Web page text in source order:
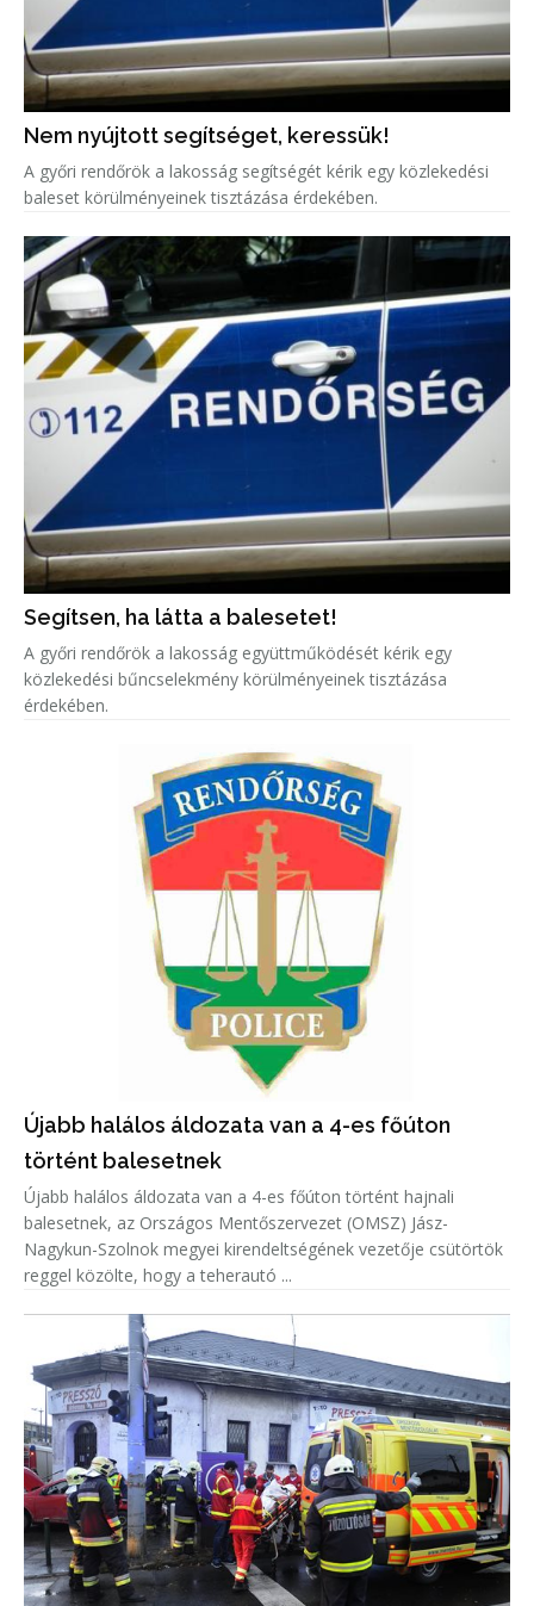
Nem nyújtott segítséget, keressük!
A győri rendőrök a lakosság segítségét kérik egy közlekedési
baleset körülményeinek tisztázása érdekében.
Segítsen, ha látta a balesetet!
A győri rendőrök a lakosság együttműködését kérik egy
közlekedési bűncselekmény körülményeinek tisztázása
érdekében.
Újabb halálos áldozata van a 4-es főúton
történt balesetnek
Újabb halálos áldozata van a 4-es főúton történt hajnali
balesetnek, az Országos Mentőszervezet (OMSZ) Jász-
Nagykun-Szolnok megyei kirendeltségének vezetője csütörtök
reggel közölte, hogy a teherautó ...